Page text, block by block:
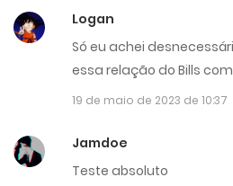
Logan
Só eu achei
essa relação do Bills
19 de maio de 2023 de 10:37
Jamdoe
Teste absoluto